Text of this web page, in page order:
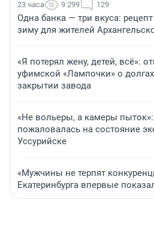
23 часа 9 299 129
Одна банка — три вкуса:
зиму для жителей
«Я потерял жену, детей, всё»:
уфимской «Лампочки» о
закрытии завода
«Не вольеры, а камеры
пожаловалась на состояние
Уссурийске
«Мужчины не терпят
Екатеринбурга впервые